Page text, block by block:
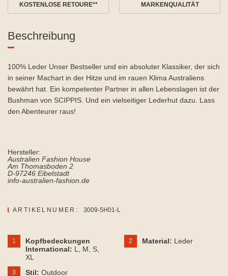
KOSTENLOSE RETOURE** MARKENQUALITÄT
Beschreibung
100% Leder Unser Bestseller und ein absoluter Klassiker, der sich
in seiner Machart in der Hitze und im rauen Klima Australiens
bewährt hat. Ein kompetenter Partner in allen Lebenslagen ist der
Bushman von SCIPPIS. Und ein vielseitiger Lederhut dazu. Lass
den Abenteurer raus!
Hersteller:
Australien Fashion House
Am Thomasboden 2
D-97246 Eibelstadt
info-australien-fashion.de
ARTIKELNUMER: 3009-5H01-L
1
Kopfbedeckungen
International: L , M , S
XL
2 Material: Leder
3 Stil: Outdoor